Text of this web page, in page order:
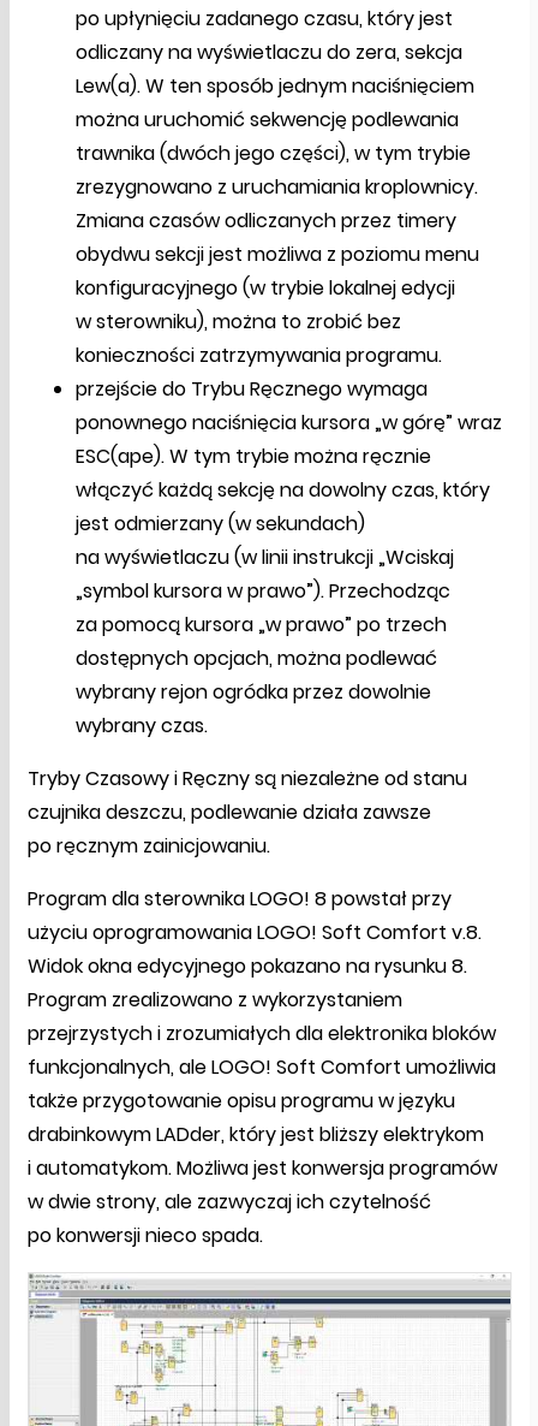
po upłynięciu zadanego czasu, który jest
odliczany na wyświetlaczu do zera, sekcja
Lew(a). W ten sposób jednym naciśnięciem
można uruchomić sekwencję podlewania
trawnika (dwóch jego części), w tym trybie
zrezygnowano z uruchamiania kroplownicy.
Zmiana czasów odliczanych przez timery
obydwu sekcji jest możliwa z poziomu menu
konfiguracyjnego (w trybie lokalnej edycji
w sterowniku), można to zrobić bez
konieczności zatrzymywania programu.
przejście do Trybu Ręcznego wymaga
ponownego naciśnięcia kursora „w górę” wraz
ESC(ape). W tym trybie można ręcznie
włączyć każdą sekcję na dowolny czas, który
jest odmierzany (w sekundach)
na wyświetlaczu (w linii instrukcji „Wciskaj
„symbol kursora w prawo”). Przechodząc
za pomocą kursora „w prawo” po trzech
dostępnych opcjach, można podlewać
wybrany rejon ogródka przez dowolnie
wybrany czas.
Tryby Czasowy i Ręczny są niezależne od stanu
czujnika deszczu, podlewanie działa zawsze
po ręcznym zainicjowaniu.
Program dla sterownika LOGO! 8 powstał przy
użyciu oprogramowania LOGO! Soft Comfort v.8.
Widok okna edycyjnego pokazano na rysunku 8.
Program zrealizowano z wykorzystaniem
przejrzystych i zrozumiałych dla elektronika bloków
funkcjonalnych, ale LOGO! Soft Comfort umożliwia
także przygotowanie opisu programu w języku
drabinkowym LADder, który jest bliższy elektrykom
i automatykom. Możliwa jest konwersja programów
w dwie strony, ale zazwyczaj ich czytelność
po konwersji nieco spada.